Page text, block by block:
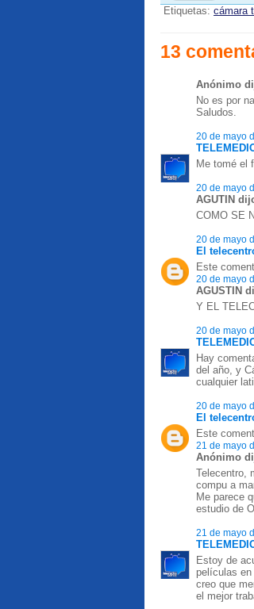
Etiquetas: cámara
13
Anónimo
No es por
Saludos.
20 de mayo
Me tomé el
20 de mayo
AGUTIN
COMO SE
20 de mayo
El
Este
20 de mayo
AGUSTIN
Y EL
20 de mayo
Hay
del año, y
cualquier
20 de mayo
El
Este
21 de mayo
Anónimo
Telecentro,
compu a
Me parece
estudio de
21 de mayo
Estoy de
películas
creo que
el mejor